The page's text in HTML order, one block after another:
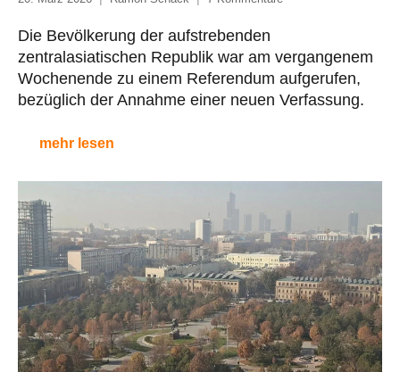
Die Bevölkerung der aufstrebenden
zentralasiatischen Republik war am vergangenem
Wochenende zu einem Referendum aufgerufen,
bezüglich der Annahme einer neuen Verfassung.
mehr lesen